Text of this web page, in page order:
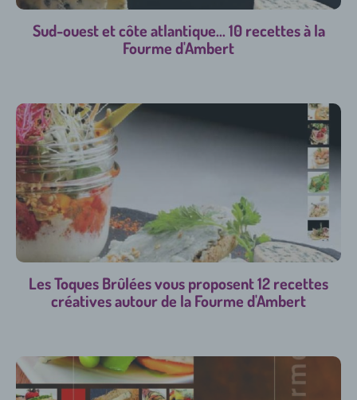
Sud-ouest et côte atlantique... 10 recettes à la
Fourme d'Ambert
Les Toques Brûlées vous proposent 12 recettes
créatives autour de la Fourme d'Ambert